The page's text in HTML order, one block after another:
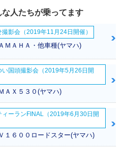
NMAX AB
モデルチェ
2021年 NMAX AB
S
ーチェンジ
S・カラーチェンジ
人たちが乗ってます
影会（2019年11月24日開催）
ＭＡＨＡ・他車種(ヤマハ)
い国頭撮影会（2019年5月26日開
ＡＸ５３０(ヤマハ)
ィーランFINAL（2019年6月30日開
１６００ロードスター(ヤマハ)